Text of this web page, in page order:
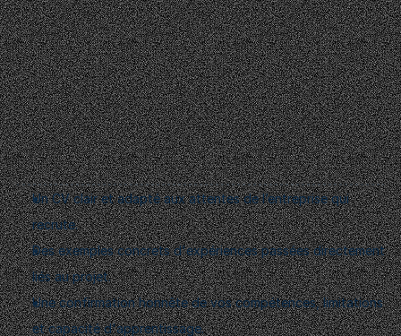
estessentielpouruneévaluationpréciseet
équitable.
Unecommunicationclaire,pertinenteethonnête
aidel'entreprisederecrutementàcomprendre
votrevéritableniveaud'expertisetouten
garantissantl'alignementavecleprojetetle
respectdeslimitesdeconfidentialité.
Un CV clair et adapté aux attentes de l’entreprise qui
recrute.
Des exemples concrets d'expériences passées directement
liés au projet.
Une confirmation honnête de vos compétences, limitations
et capacité d'apprentissage.